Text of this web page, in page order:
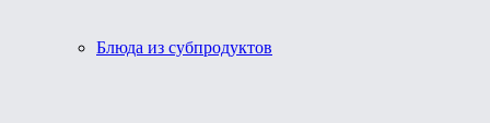
Блюда из субпродуктов